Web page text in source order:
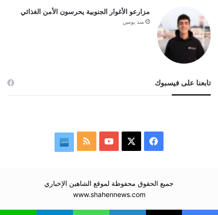
مزارعو الأغوار الجنوبية يحرسون الأمن الغذائي
منذ يومين
تابعنا على فيسبوك
فيسبوك ‫YouTubeملخص
RSS
جميع الحقوق محفوظة لموقع الشاهين الإخباري
www.shahennews.com